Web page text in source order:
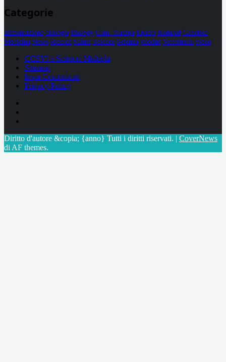
Categorie
alimentazione biologia Biology Com. Stampa Epatiti featured Genetica
Medicina News Ricerca Salute Science Scienza vaccini Veterinaria video
CCSVI e Sclerosi Multipla
Sitemap
Invia Comunicati
Privacy Policy
Diritto d'autore &copia; {anno} Tutti i diritti riservati. | CoverNews
di AF themes.